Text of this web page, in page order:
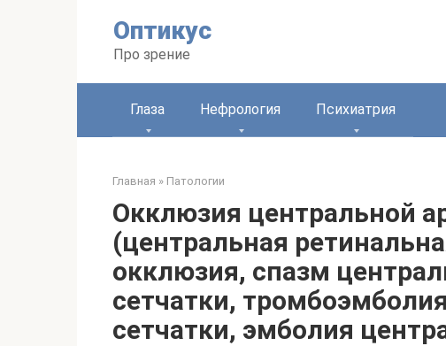
Оптикус
Про зрение
Глаза Нефрология Психиатрия
Главная » Патологии
Окклюзия центральной
(центральная
окклюзия, спазм
сетчатки,
сетчатки, эмболия